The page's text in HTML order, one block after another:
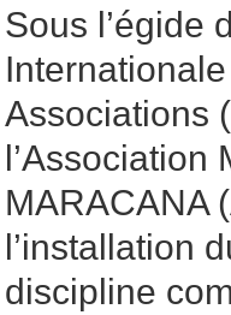
Sous l’égide
Associations
l’Association
MARACANA
l’installation
discipline